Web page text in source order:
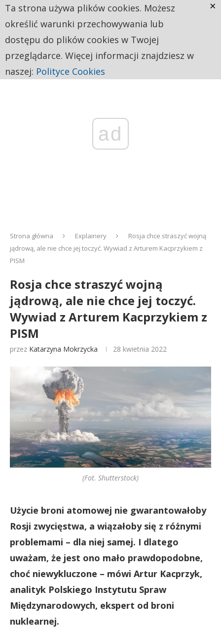
ad
Strona główna Explainery
Rosja chce straszyć wojną
jądrową, ale nie chce jej toczyć. Wywiad z Arturem Kacprzykiem z
PISM
Rosja chce straszyć wojną
jądrową, ale nie chce jej toczyć.
Wywiad z Arturem Kacprzykiem z
PISM
przez Katarzyna Mokrzycka 28 kwietnia 2022
(Fot. Shutterstock)
Użycie broni atomowej nie gwarantowałoby
Rosji zwycięstwa, a wiązałoby się z różnymi
problemami – dla niej samej. I dlatego
uważam, że jest ono mało prawdopodobne,
choć niewykluczone – mówi Artur Kacprzyk,
analityk Polskiego Instytutu Spraw
Międzynarodowych, ekspert od broni
nuklearnej.
Ta strona używa plików cookies. Możesz
określić warunki przechowywania lub
dostępu do plików cookies w Twojej
przeglądarce. Więcej informacji znajdziesz w
naszej: Polityce Cookies
×